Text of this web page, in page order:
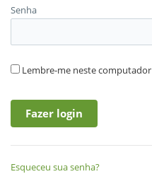
Senha
Lembre-me neste computador
Esqueceu sua senha?